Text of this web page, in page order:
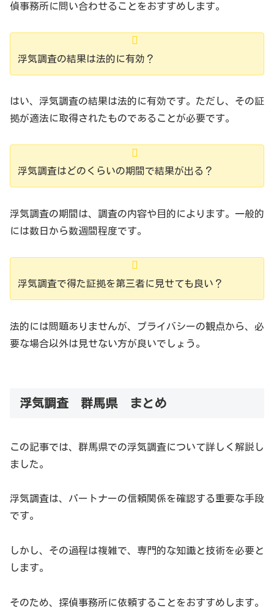
偵事務所に問い合わせることをおすすめします。
浮気調査の結果は法的に有効？
はい、浮気調査の結果は法的に有効です。ただし、その証
拠が適法に取得されたものであることが必要です。
浮気調査はどのくらいの期間で結果が出る？
浮気調査の期間は、調査の内容や目的によります。一般的
には数日から数週間程度です。
浮気調査で得た証拠を第三者に見せても良い？
法的には問題ありませんが、プライバシーの観点から、必
要な場合以外は見せない方が良いでしょう。
群馬県で浮気調査を紹介していますが、おまけとして、群
湯畑（草津温泉）：草津温泉のシンボルであり、湯
量があります。湯畑周辺には足湯もあり、観光客に
人気です。
建造物で、日本の近代化を象徴する場所です。
浮気調査 群馬県 まとめ
この記事では、群馬県での浮気調査について詳しく解説し
ました。
浮気調査は、パートナーの信頼関係を確認する重要な手段
です。
しかし、その過程は複雑で、専門的な知識と技術を必要と
します。
そのため、探偵事務所に依頼することをおすすめします。